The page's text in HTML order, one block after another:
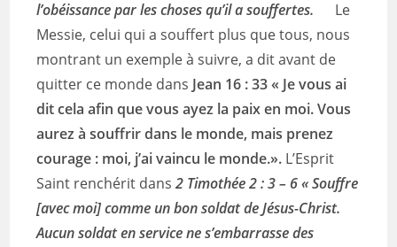
l’obéissance par les choses qu’il a souffertes. Le
Messie, celui qui a souffert plus que tous, nous
montrant un exemple à suivre, a dit avant de
quitter ce monde dans Jean 16 : 33 « Je vous ai
dit cela afin que vous ayez la paix en moi. Vous
aurez à souffrir dans le monde, mais prenez
courage : moi, j’ai vaincu le monde.». L’Esprit
Saint renchérit dans2 Timothée 2 : 3 – 6 « Souffre
[avec moi] comme un bon soldat de Jésus-Christ.
Aucun soldat en service ne s’embarrasse des